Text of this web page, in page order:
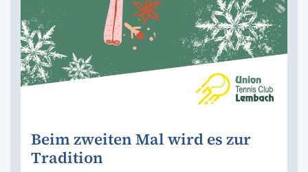
Beim zweiten Mal wird es zur
Tradition